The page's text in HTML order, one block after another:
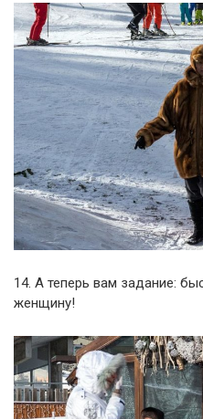
14. А теперь вам задание:
женщину!